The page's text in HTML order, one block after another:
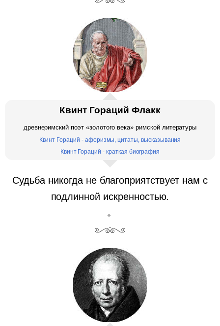
Квинт Гораций Флакк
древнеримский поэт «золотого века» римской литературы
Квинт Гораций - афоризмы, цитаты, высказывания
Квинт Гораций - краткая биография
Судьба никогда не благоприятствует нам с
подлинной искренностью.